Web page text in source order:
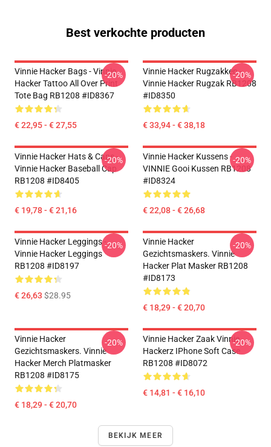
Best verkochte producten
Vinnie Hacker Bags - Vinnie
Hacker Tattoo All Over Print
Tote Bag RB1208 #ID8367
€ 22,95 - € 27,55
-20%
Vinnie Hacker Rugzakken -
Vinnie Hacker Rugzak RB1208
#ID8350
€ 33,94 - € 38,18
-20%
Vinnie Hacker Hats & Caps -
Vinnie Hacker Baseball Cap
RB1208 #ID8405
€ 19,78 - € 21,16
-20%
Vinnie Hacker Kussens -
VINNIE Gooi Kussen RB1208
#ID8324
€ 22,08 - € 26,68
-20%
Vinnie Hacker Leggings -
Vinnie Hacker Leggings
RB1208 #ID8197
€ 26,63 $28.95
-20%
Vinnie Hacker
Gezichtsmaskers. Vinnie
Hacker Plat Masker RB1208
#ID8173
€ 18,29 - € 20,70
-20%
Vinnie Hacker
Gezichtsmaskers. Vinnie
Hacker Merch Platmasker
RB1208 #ID8175
€ 18,29 - € 20,70
-20%
Vinnie Hacker Zaak Vinnie
Hackerz IPhone Soft Case
RB1208 #ID8072
€ 14,81 - € 16,10
-20%
BEKIJK MEER